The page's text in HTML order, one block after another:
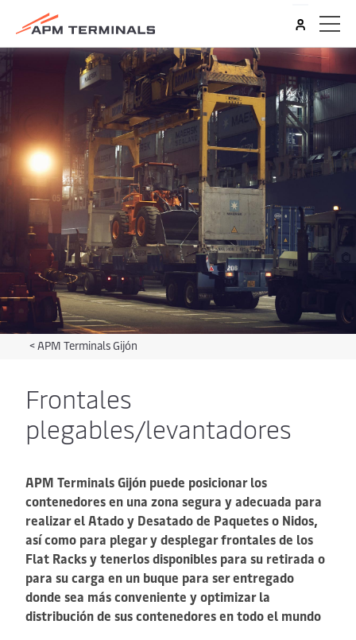
<APM Terminals Gijón
Frontales
plegables/levantadores
APM Terminals Gijón puede posicionar los
contenedores en una zona segura y adecuada para
realizar el Atado y Desatado de Paquetes o Nidos,
así como para plegar y desplegar frontales de los
Flat Racks y tenerlos disponibles para su retirada o
para su carga en un buque para ser entregado
donde sea más conveniente y optimizar la
distribución de sus contenedores en todo el mundo